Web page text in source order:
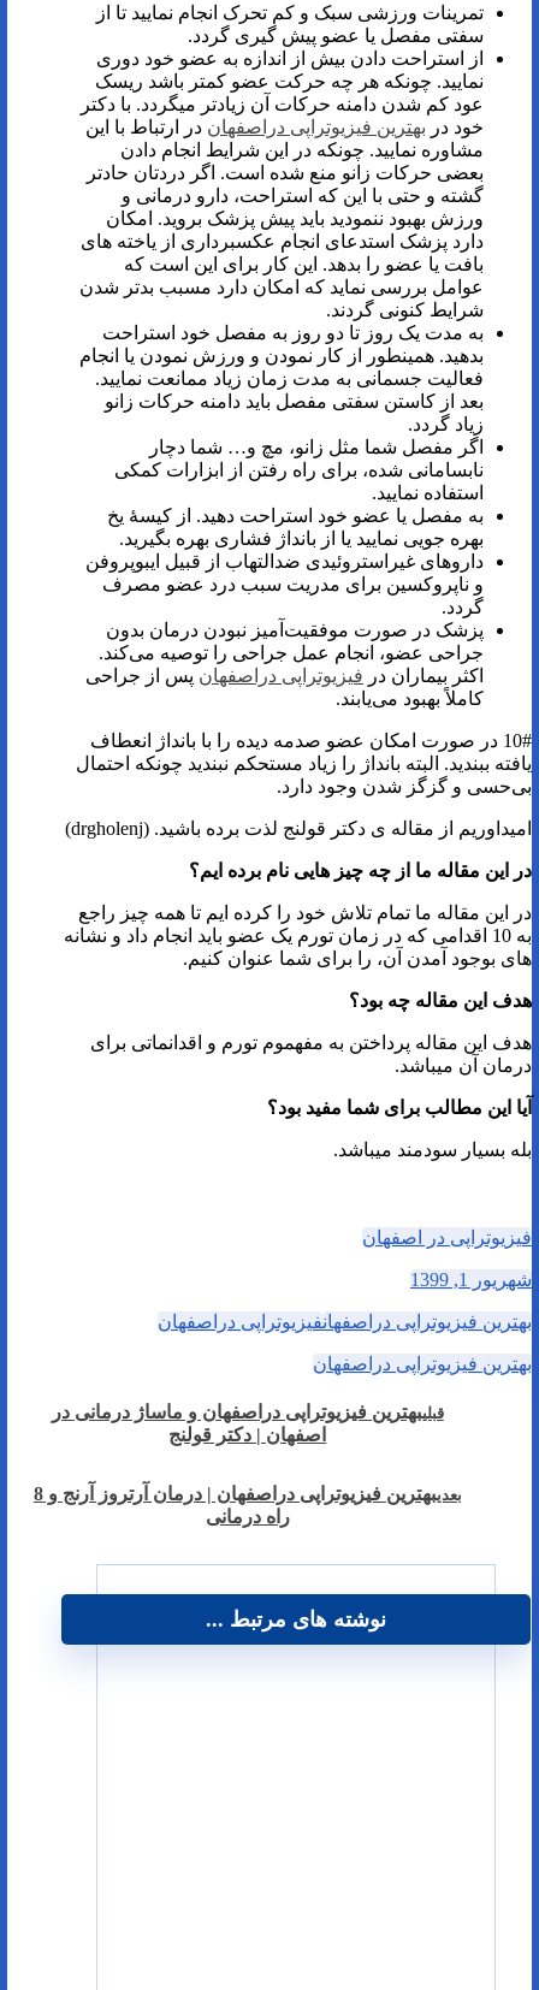
تمرینات ورزشی سبک و کم تحرک انجام نمایید تا از
سفتی مفصل یا عضو پیش گیری گردد.
از استراحت دادن بیش از اندازه به عضو خود دوری
نمایید. چونکه هر چه حرکت عضو کمتر باشد ریسک
عود کم شدن دامنه حرکات آن زیادتر میگردد. با دکتر
خود در بهترین فیزیوتراپی دراصفهان در ارتباط با این
مشاوره نمایید. چونکه در این شرایط انجام دادن
بعضی حرکات زانو منع شده است. اگر دردتان حادتر
گشته و حتی با این که استراحت، دارو درمانی و
ورزش بهبود ننمودید باید پیش پزشک بروید. امکان
دارد پزشک استدعای انجام عکسبرداری از یاخته های
بافت یا عضو را بدهد. این کار برای این است که
عوامل بررسی نماید که امکان دارد مسبب بدتر شدن
شرایط کنونی گردند.
به مدت یک روز تا دو روز به مفصل خود استراحت
بدهید. همینطور از کار نمودن و ورزش نمودن یا انجام
فعالیت جسمانی به مدت زمان زیاد ممانعت نمایید.
بعد از کاستن سفتی مفصل باید دامنه حرکات زانو
زیاد گردد.
اگر مفصل شما مثل زانو، مچ و… شما دچار
نابسامانی شده، برای راه رفتن از ابزارات کمکی
استفاده نمایید.
به مفصل یا عضو خود استراحت دهید. از کیسۀ یخ
بهره جویی نمایید یا از بانداژ فشاری بهره بگیرید.
داروهای غیراستروئیدی ضدالتهاب از قبیل ایبوپروفن
و ناپروکسین برای مدریت سبب درد عضو مصرف
گردد.
پزشک در صورت موفقیت‌آمیز نبودن درمان بدون
جراحی عضو، انجام عمل جراحی را توصیه می‌کند.
اکثر بیماران در فیزیوتراپی دراصفهان پس از جراحی
کاملاً بهبود می‌یابند.
10# در صورت امکان عضو صدمه ‌دیده را با بانداژ انعطاف
یافته ببندید. البته بانداژ را زیاد مستحکم نبندید چونکه احتمال
بی‌حسی و گزگز شدن وجود دارد.
امیداوریم از مقاله ی دکتر قولنج لذت برده باشید. (drgholenj)
در این مقاله ما از چه چیز هایی نام برده ایم؟
در این مقاله ما تمام تلاش خود را کرده ایم تا همه چیز راجع
به 10 اقدامی که در زمان تورم یک عضو باید انجام داد و نشانه
های بوجود آمدن آن، را برای شما عنوان کنیم.
هدف این مقاله چه بود؟
هدف این مقاله پرداختن به مفهموم تورم و اقدانماتی برای
درمان آن میباشد.
آیا این مطالب برای شما مفید بود؟
بله بسیار سودمند میباشد.
فیزیوتراپی در اصفهان
شهریور 1, 1399
بهترین فیزیوتراپی دراصفهانفیزیوتراپی دراصفهان
بهترین فیزیوتراپی دراصفهان
قبلیبهترین فیزیوتراپی دراصفهان و ماساژ درمانی در
اصفهان | دکتر قولنج
بعدی
بهترین فیزیوتراپی دراصفهان | درمان آرتروز آرنج و 8
راه درمانی
نوشته های مرتبط ...